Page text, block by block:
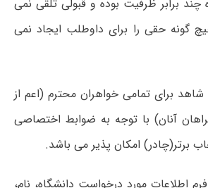
چند برابر ظرفیت بوده و قبولی تلقی نمی
گونه حقی را برای داوطلب ایجاد نمی
شاهد برای تمامی خواهران محترم (اعم از
آنان) با توجه به ضوابط اختصاصی
برتر(چادر) امکان پذیر می باشد.
اطلاعات مورد درخواست دانشگاه، نام،